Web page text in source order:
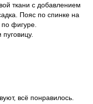
ткани с добавлением
Пояс по спинке на
по фигуре.
всё понравилось.